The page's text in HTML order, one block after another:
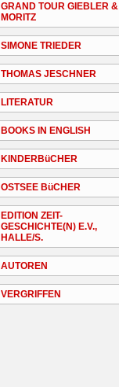
GRAND TOUR GIEBLER &
MORITZ
SIMONE TRIEDER
THOMAS JESCHNER
LITERATUR
BOOKS IN ENGLISH
KINDERBüCHER
OSTSEE BüCHER
EDITION ZEIT-
GESCHICHTE(N) E.V.,
HALLE/S.
AUTOREN
VERGRIFFEN